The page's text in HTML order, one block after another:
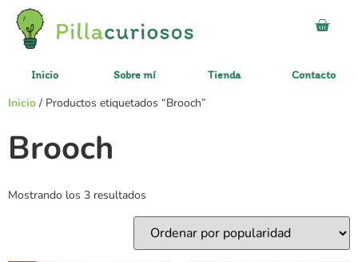
Inicio Sobre mí Tienda Contacto
Inicio / Productos etiquetados “Brooch”
Brooch
Mostrando los 3 resultados